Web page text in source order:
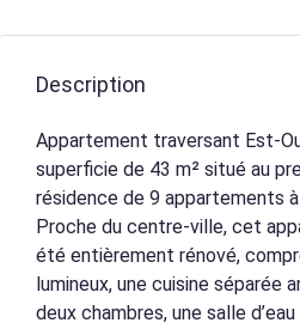
Description
Appartement traversant Est-
superficie de 43 m² situé au
résidence de 9 appartements
Proche du centre-ville, cet
été entièrement rénové,
lumineux, une cuisine séparée
deux chambres, une salle